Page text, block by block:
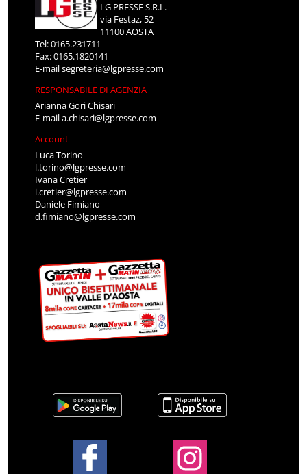
LG PRESSE S.R.L.
via Festaz, 52
11100 AOSTA
Tel: 0165.231711
Fax: 0165.1820141
E-mailsegreteria@lgpresse.com
RESPONSABILE DI AGENZIA
Arianna Gori Chisari
E-maila.chisari@lgpresse.com
Account
Luca Torino
l.torino@lgpresse.com
Ivana Cretier
i.cretier@lgpresse.com
Daniele Fimiano
d.fimiano@lgpresse.com